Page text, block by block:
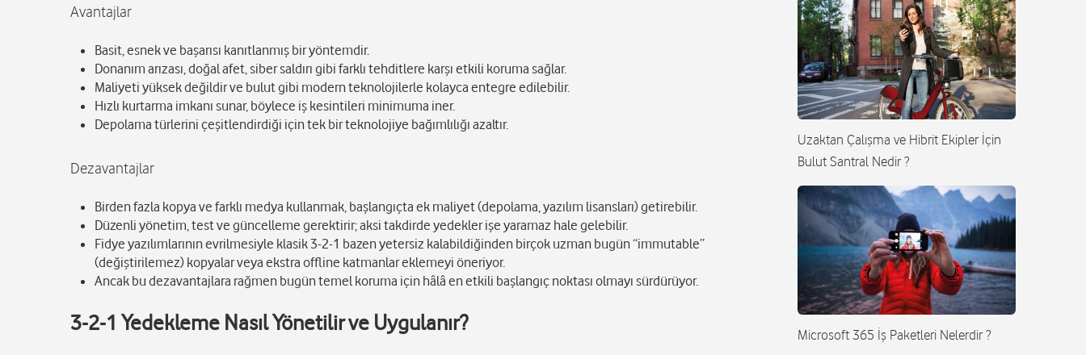
Avantajlar
Basit, esnek ve başarısı kanıtlanmış bir yöntemdir.
Donanım arızası, doğal afet, siber saldırı gibi farklı tehditlere karşı etkili koruma sağlar.
Maliyeti yüksek değildir ve bulut gibi modern teknolojilerle kolayca entegre edilebilir.
Hızlı kurtarma imkanı sunar, böylece iş kesintileri minimuma iner.
Depolama türlerini çeşitlendirdiği için tek bir teknolojiye bağımlılığı azaltır.
Dezavantajlar
Birden fazla kopya ve farklı medya kullanmak, başlangıçta ek maliyet (depolama, yazılım lisansları) getirebilir.
Düzenli yönetim, test ve güncelleme gerektirir; aksi takdirde yedekler işe yaramaz hale gelebilir.
Fidye yazılımlarının evrilmesiyle klasik 3-2-1 bazen yetersiz kalabildiğinden birçok uzman bugün “immutable”
(değiştirilemez) kopyalar veya ekstra offline katmanlar eklemeyi öneriyor.
Ancak bu dezavantajlara rağmen bugün temel koruma için hâlâ en etkili başlangıç noktası olmayı sürdürüyor.
3-2-1 Yedekleme Nasıl Yönetilir ve Uygulanır?
Uzaktan Çalışma ve Hibrit Ekipler İçin
Bulut Santral Nedir ?
Microsoft 365 İş Paketleri Nelerdir ?